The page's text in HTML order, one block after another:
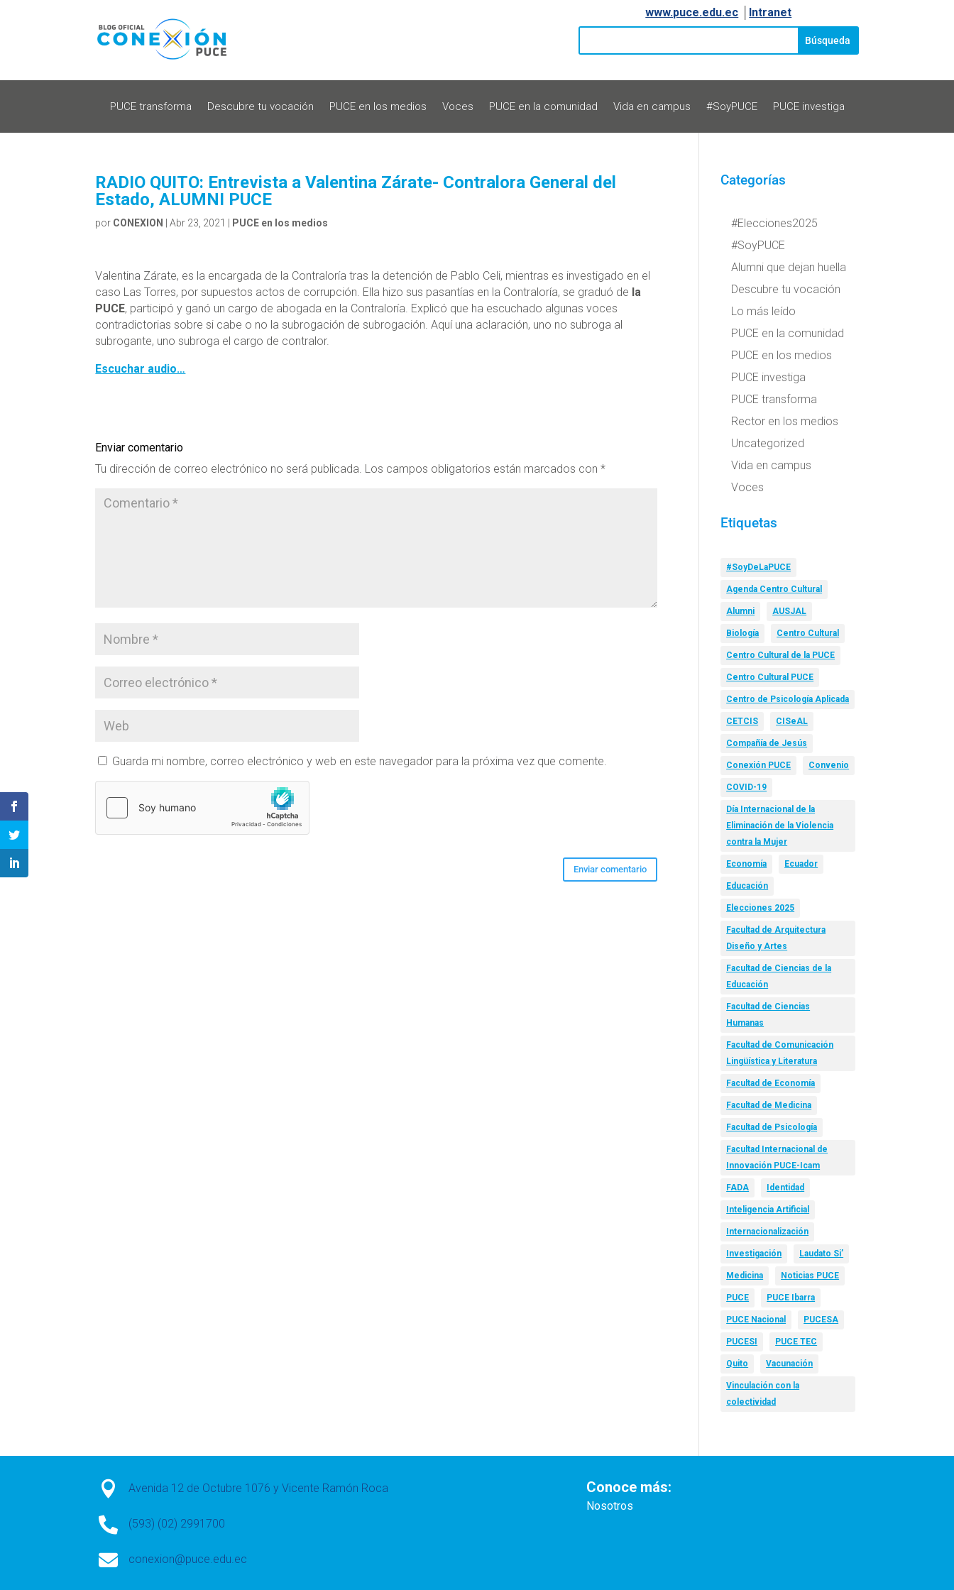
www.puce.edu.ec Intranet
PUCE transforma Descubre tu vocación PUCE en los medios Voces PUCE en la comunidad Vida en campus #SoyPUCE PUCE investiga
RADIO QUITO: Entrevista a Valentina Zárate- Contralora General del
Estado, ALUMNI PUCE
por CONEXION |Abr 23, 2021 PUCE en los medios
Valentina Zárate, es la encargada de la Contraloría tras la detención de Pablo Celi, mientras es investigado en el
caso Las Torres, por supuestos actos de corrupción. Ella hizo sus pasantías en la Contraloría, se graduó de la
PUCE, participó y ganó un cargo de abogada en la Contraloría. Explicó que ha escuchado algunas voces
contradictorias sobre si cabe o no la subrogación de subrogación. Aquí una aclaración, uno no subroga al
subrogante, uno subroga el cargo de contralor.
Escuchar audio…
Enviar comentario
Tu dirección de correo electrónico no será publicada. Los campos obligatorios están marcados con*
Guarda mi nombre, correo electrónico y web en este navegador para la próxima vez que comente.
Categorías
#Elecciones2025
#SoyPUCE
Alumni que dejan huella
Descubre tu vocación
Lo más leído
PUCE en la comunidad
PUCE en los medios
PUCE investiga
PUCE transforma
Rector en los medios
Uncategorized
Vida en campus
Voces
Etiquetas
#SoyDeLaPUCE
Agenda Centro Cultural
Alumni AUSJAL
Biología Centro Cultural
Centro Cultural de la PUCE
Centro Cultural PUCE
Centro de Psicología Aplicada
CETCIS CISeAL
Compañía de Jesús
Conexión PUCE Convenio
COVID-19
Día Internacional de la
Eliminación de la Violencia
contra la Mujer
Economía Ecuador
Educación
Elecciones 2025
Facultad de Arquitectura
Diseño y Artes
Facultad de Ciencias de la
Educación
Facultad de Ciencias
Humanas
Facultad de Comunicación
Lingüística y Literatura
Facultad de Economía
Facultad de Medicina
Facultad de Psicología
Facultad Internacional de
Innovación PUCE-Icam
FADA Identidad
Inteligencia Artificial
Internacionalización
Investigación Laudato Si’
Medicina Noticias PUCE
PUCE PUCE Ibarra
PUCE Nacional PUCESA
PUCESI PUCE TEC
Quito Vacunación
Vinculación con la
colectividad
 Avenida 12 de Octubre 1076 y Vicente Ramón Roca
 (593) (02) 2991700
 conexion@puce.edu.ec
Conoce más:
Nosotros